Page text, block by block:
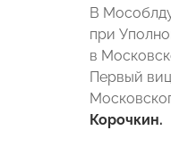
В
при
в
Первый
Корочкин.